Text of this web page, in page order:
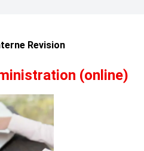
Revision
(online)